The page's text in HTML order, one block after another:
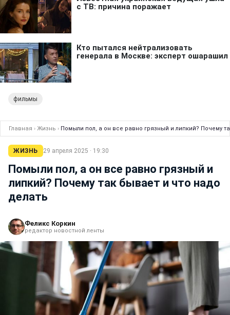
фильмы
Главная › Жизнь › Помыли пол, а он все равно грязный и липкий? Почему
ЖИЗНЬ 29 апреля 2025 · 19:30
Помыли пол, а он все равно грязный и
липкий? Почему так бывает и что надо
делать
Феликс Коркин
редактор новостной ленты